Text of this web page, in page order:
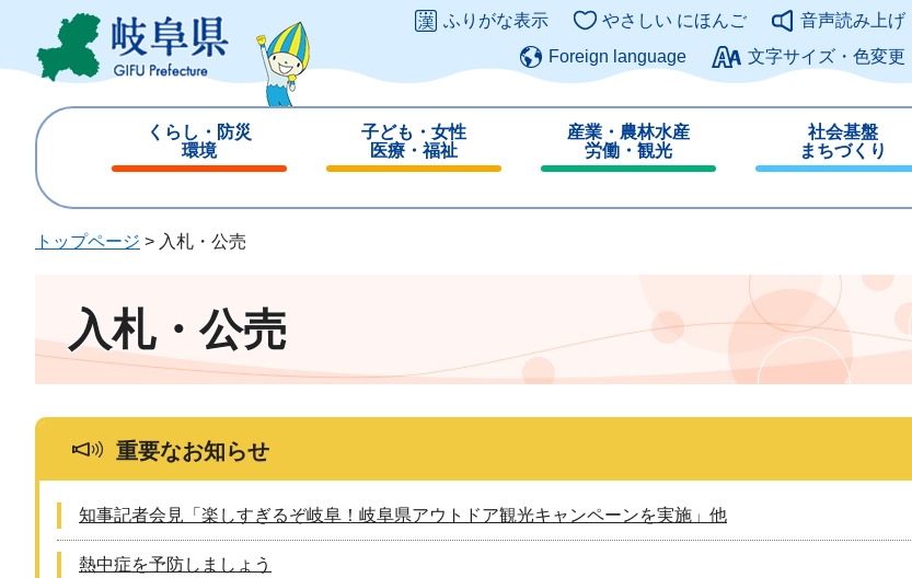
ジ
ュ
このページの本文へ
ふりがな表示 やさしい にほんご
音声読み上げ
Foreign language
文字サイズ・色変更
くらし・防災
環境
じ
子ども・女性
医療・福祉
じ
産業・農林水産
労働・観光
じ
社会基盤
まちづくり
じ
トップページ > 入札・公売
入札・公売
重要なお知らせ
知事記者会見「楽しすぎるぞ岐阜！岐阜県アウトドア観光キャンペーンを実施」他
熱中症を予防しましょう